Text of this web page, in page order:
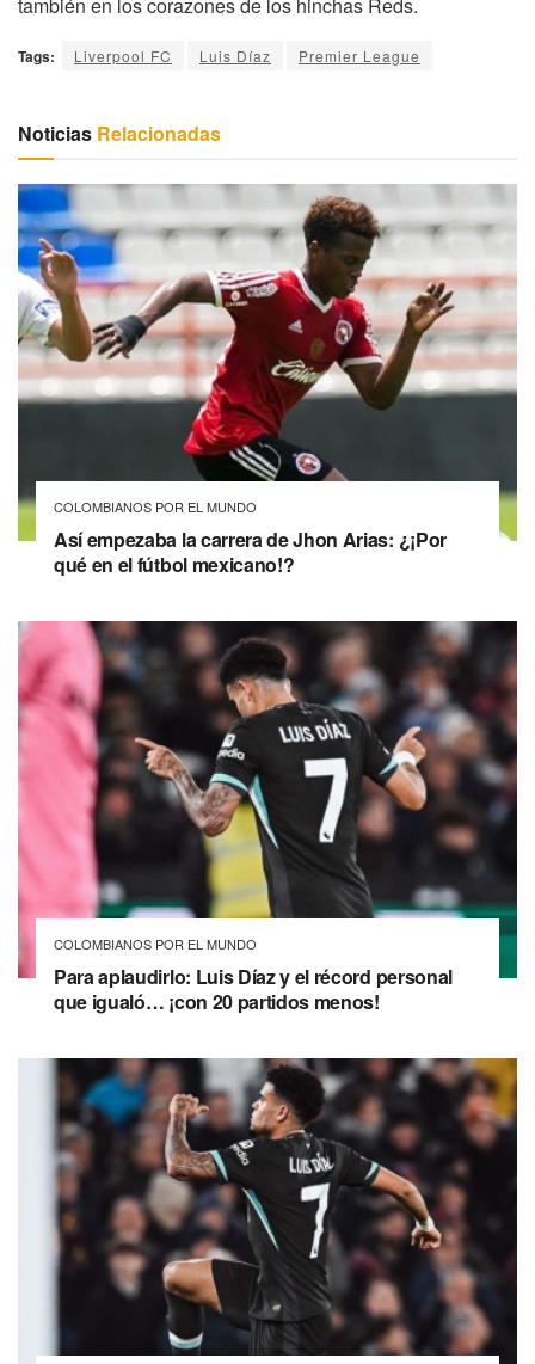
también en los corazones de los hinchas Reds.
Tags: Liverpool FC Luis Díaz Premier League
Noticias Relacionadas
COLOMBIANOS POR EL MUNDO
Así empezaba la carrera de Jhon Arias: ¿¡Por
qué en el fútbol mexicano!?
COLOMBIANOS POR EL MUNDO
Para aplaudirlo: Luis Díaz y el récord personal
que igualó… ¡con 20 partidos menos!